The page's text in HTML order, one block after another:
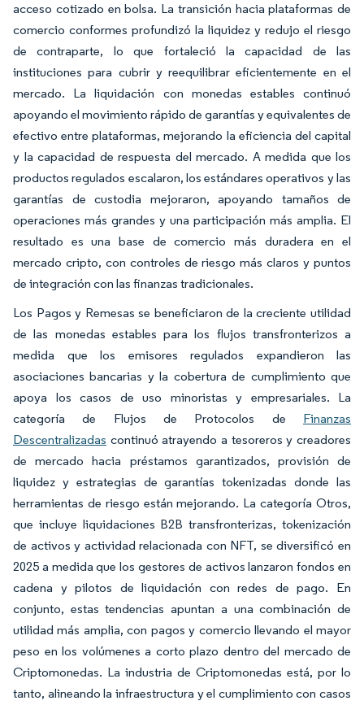
acceso cotizado en bolsa. La transición hacia plataformas de
comercio conformes profundizó la liquidez y redujo el riesgo
de contraparte, lo que fortaleció la capacidad de las
instituciones para cubrir y reequilibrar eficientemente en el
mercado. La liquidación con monedas estables continuó
apoyando el movimiento rápido de garantías y equivalentes de
efectivo entre plataformas, mejorando la eficiencia del capital
y la capacidad de respuesta del mercado. A medida que los
productos regulados escalaron, los estándares operativos y las
garantías de custodia mejoraron, apoyando tamaños de
operaciones más grandes y una participación más amplia. El
resultado es una base de comercio más duradera en el
mercado cripto, con controles de riesgo más claros y puntos
de integración con las finanzas tradicionales.
Los Pagos y Remesas se beneficiaron de la creciente utilidad
de las monedas estables para los flujos transfronterizos a
medida que los emisores regulados expandieron las
asociaciones bancarias y la cobertura de cumplimiento que
apoya los casos de uso minoristas y empresariales. La
categoría de Flujos de Protocolos de Finanzas
Descentralizadas continuó atrayendo a tesoreros y creadores
de mercado hacia préstamos garantizados, provisión de
liquidez y estrategias de garantías tokenizadas donde las
herramientas de riesgo están mejorando. La categoría Otros,
que incluye liquidaciones B2B transfronterizas, tokenización
de activos y actividad relacionada con NFT, se diversificó en
2025 a medida que los gestores de activos lanzaron fondos en
cadena y pilotos de liquidación con redes de pago. En
conjunto, estas tendencias apuntan a una combinación de
utilidad más amplia, con pagos y comercio llevando el mayor
peso en los volúmenes a corto plazo dentro del mercado de
Criptomonedas. La industria de Criptomonedas está, por lo
tanto, alineando la infraestructura y el cumplimiento con casos